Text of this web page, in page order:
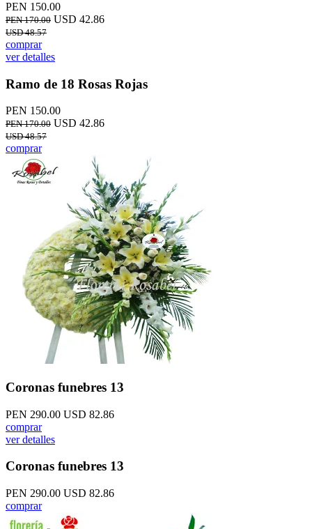
PEN 150.00
PEN 170.00 USD 42.86
USD 48.57
comprar
ver detalles
Ramo de 18 Rosas Rojas
PEN 150.00
PEN 170.00 USD 42.86
USD 48.57
comprar
Coronas funebres 13
PEN 290.00 USD 82.86
comprar
ver detalles
Coronas funebres 13
PEN 290.00 USD 82.86
comprar